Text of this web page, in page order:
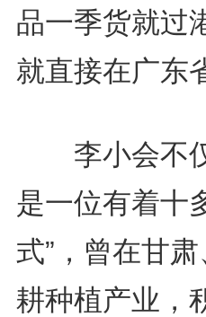
品一季货就过
就直接在广东
李小会不仅
是一位有着十
式”，曾在甘
耕种植产业，